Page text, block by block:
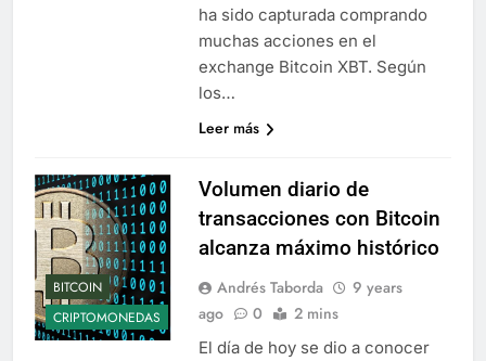
ha sido capturada comprando
muchas acciones en el
exchange Bitcoin XBT. Según
los…
Leer más
BITCOIN
CRIPTOMONEDAS
Volumen diario de
transacciones con Bitcoin
alcanza máximo histórico
Andrés Taborda
9 years
ago
0 2 mins
El día de hoy se dio a conocer